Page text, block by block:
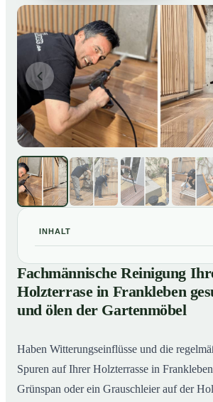
INHALT
01 Fachmännische Reinigung Ihrer
Frankleben gesucht: Pflege und ölen
02So reinigen unsere Profis Holzterrassen
Fachmännische Reinigung
Holzterrase in Frankleben
und ölen der Gartenmöbel
Haben Witterungseinflüsse und die
Spuren auf Ihrer Holzterrasse in
Grünspan oder ein Grauschleier auf der